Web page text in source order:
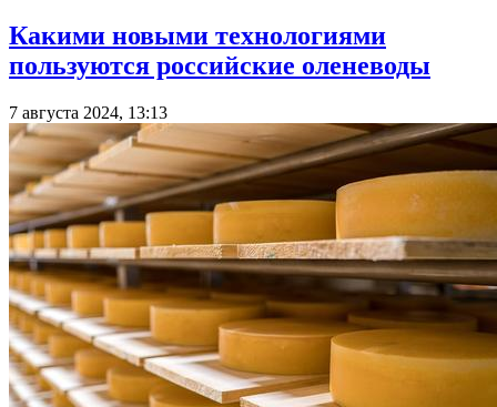
Какими новыми технологиями
пользуются российские оленеводы
7 августа 2024, 13:13